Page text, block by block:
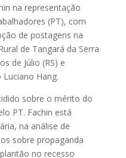
na representação
(PT), com
de postagens na
de Tangará da Serra
de Júlio (RS) e
Hang.
sobre o mérito do
PT. Fachin está
na análise de
sobre propaganda
no recesso